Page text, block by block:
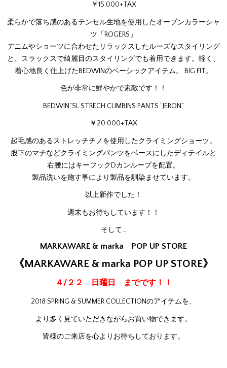
￥15.000+TAX
柔らかで落ち感のあるテンセル生地を使用したオープンカラーシャ
ツ「ROGERS」
デニムやショーツに合わせたリラックスしたルーズなスタイリング
と、スラックスで綺麗目のスタイリングでも着用できます。軽く、
着心地良く仕上げたBEDWINのベーシックアイテム。 BIG FIT。
色が非常に鮮やかで素敵です！！
BEDWIN”5L STRECH CLIMBINS PANTS “JERON”
￥20.000+TAX
起毛感のあるストレッチチノを使用したクライミングショーツ。
股下のマチなどクライミングパンツをベースにしたディテイルと
右腰にはキーフックDカンループを配置。
製品洗いを施す事により製品を馴染ませています。
以上新作でした！
週末もお待ちしています！！
そして…
MARKAWARE & marka POP UP STORE
《MARKAWARE & marka POP UP STORE》
４/２２ 日曜日 までです！！
2018 SPRING & SUMMER COLLECTIONのアイテムを、
より多く見ていただきながらお買い物できます。
皆様のご来店を心よりお待ちしております。